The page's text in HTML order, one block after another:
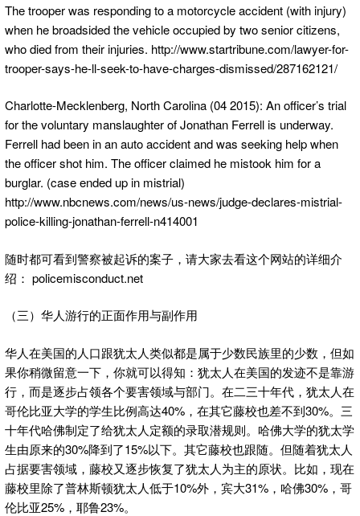
The trooper was responding to a motorcycle accident (with injury)
when he broadsided the vehicle occupied by two senior citizens,
who died from their injuries. http://www.startribune.com/lawyer-for-
trooper-says-he-ll-seek-to-have-charges-dismissed/287162121/
Charlotte-Mecklenberg, North Carolina (04 2015): An officer’s trial
for the voluntary manslaughter of Jonathan Ferrell is underway.
Ferrell had been in an auto accident and was seeking help when
the officer shot him. The officer claimed he mistook him for a
burglar. (case ended up in mistrial)
http://www.nbcnews.com/news/us-news/judge-declares-mistrial-
police-killing-jonathan-ferrell-n414001
随时都可看到警察被起诉的案子，请大家去看这个网站的详细介
绍： policemisconduct.net
（三）华人游行的正面作用与副作用
华人在美国的人口跟犹太人类似都是属于少数民族里的少数，但如
果你稍微留意一下，你就可以得知：犹太人在美国的发迹不是靠游
行，而是逐步占领各个要害领域与部门。在二三十年代，犹太人在
哥伦比亚大学的学生比例高达40%，在其它藤校也差不到30%。三
十年代哈佛制定了给犹太人定额的录取潜规则。哈佛大学的犹太学
生由原来的30%降到了15%以下。其它藤校也跟随。但随着犹太人
占据要害领域，藤校又逐步恢复了犹太人为主的原状。比如，现在
藤校里除了普林斯顿犹太人低于10%外，宾大31%，哈佛30%，哥
伦比亚25%，耶鲁23%。